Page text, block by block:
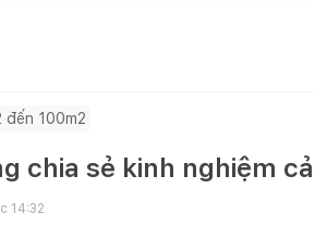
đến 100m2
chia sẻ kinh nghiệm
14:32